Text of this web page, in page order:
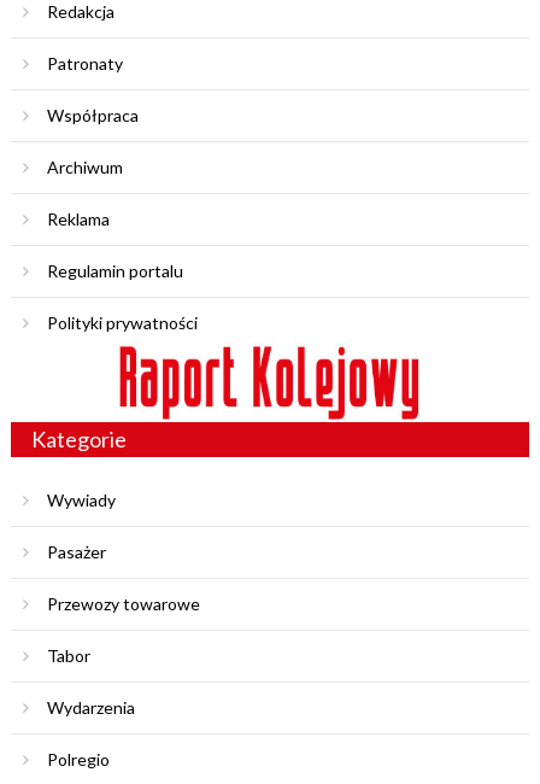
Redakcja
Patronaty
Współpraca
Archiwum
Reklama
Regulamin portalu
Polityki prywatności
Kategorie
Wywiady
Pasażer
Przewozy towarowe
Tabor
Wydarzenia
Polregio